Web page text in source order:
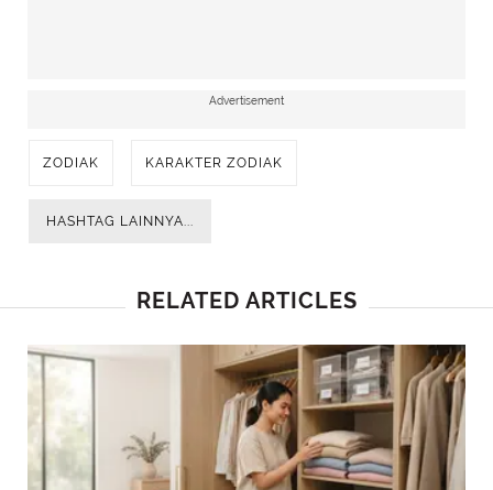
Advertisement
ZODIAK KARAKTER ZODIAK
HASHTAG LAINNYA...
RELATED ARTICLES